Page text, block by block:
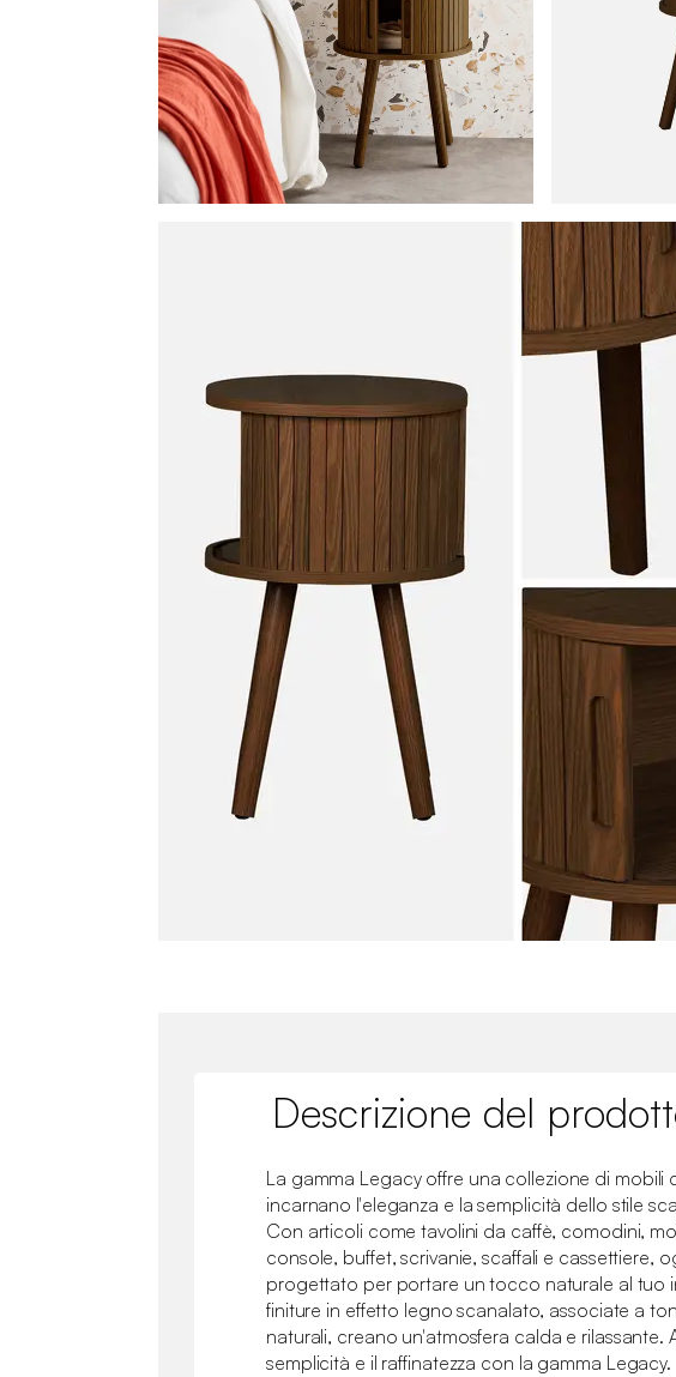
Descrizione del
La gamma Legacy offre una collezione di mobili
incarnano l'eleganza e la semplicità dello stile
Con articoli come tavolini da caffè, comodini,
console, buffet, scrivanie, scaffali e cassettiere,
progettato per portare un tocco naturale al tuo
finiture in effetto legno scanalato, associate a
naturali, creano un'atmosfera calda e rilassante.
semplicità e il raffinatezza con la gamma Legacy.